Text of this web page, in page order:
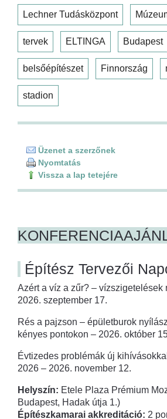
Lechner Tudásközpont
tervek ELTINGA Budapest
belsőépítészet Finnország
stadion
Üzenet a szerzőnek
Nyomtatás
Vissza a lap tetejére
Építész Tervezői
Azért a víz a zűr? – vízszigetelések
2026. szeptember 17.
Rés a pajzson – épületburok
kényes pontokon – 2026. október
Évtizedes problémák új
2026 – 2026. november 12.
Helyszín: Etele Plaza Prémium
Budapest, Hadak útja 1.)
Építészkamarai akkreditáció: 2